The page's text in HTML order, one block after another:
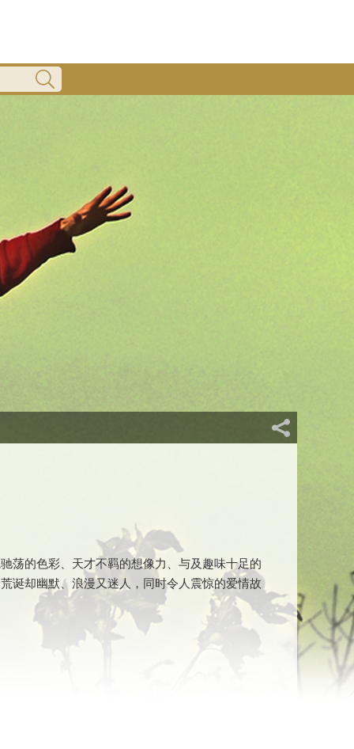
荡的色彩、天才不羁的想像力、与及趣味十足的
诞却幽默、浪漫又迷人，同时令人震惊的爱情故